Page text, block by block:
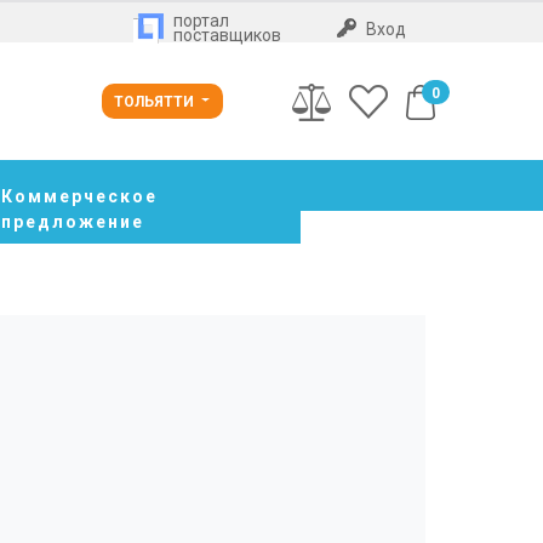
портал
поставщиков Вход
ТОЛЬЯТТИ 0
Коммерческое
предложение